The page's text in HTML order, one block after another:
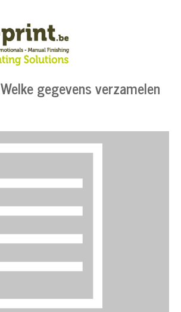
Welke gegevens verzamelen